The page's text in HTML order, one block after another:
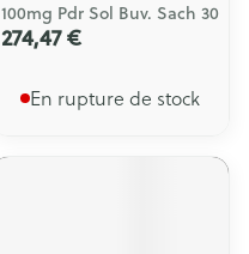
100mg Pdr Sol Buv. Sach 30
274,47 €
En rupture de stock